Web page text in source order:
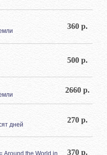
360 р.
500 р.
2660 р.
дней
270 р.
Around the World in
370 р.